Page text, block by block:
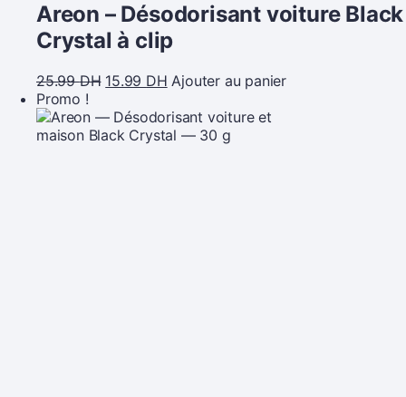
Areon – Désodorisant voiture Black
Crystal à clip
25.99DH 15.99 DH Ajouter au panier
Promo !